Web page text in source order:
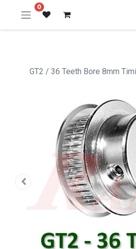
0
GT2 / 36 Teeth Bore 8mm